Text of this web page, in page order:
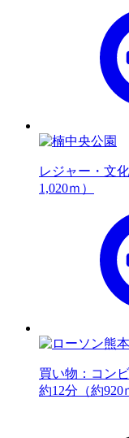
レジャー・文
1,020ｍ）
買い物：コン
約12分（約920